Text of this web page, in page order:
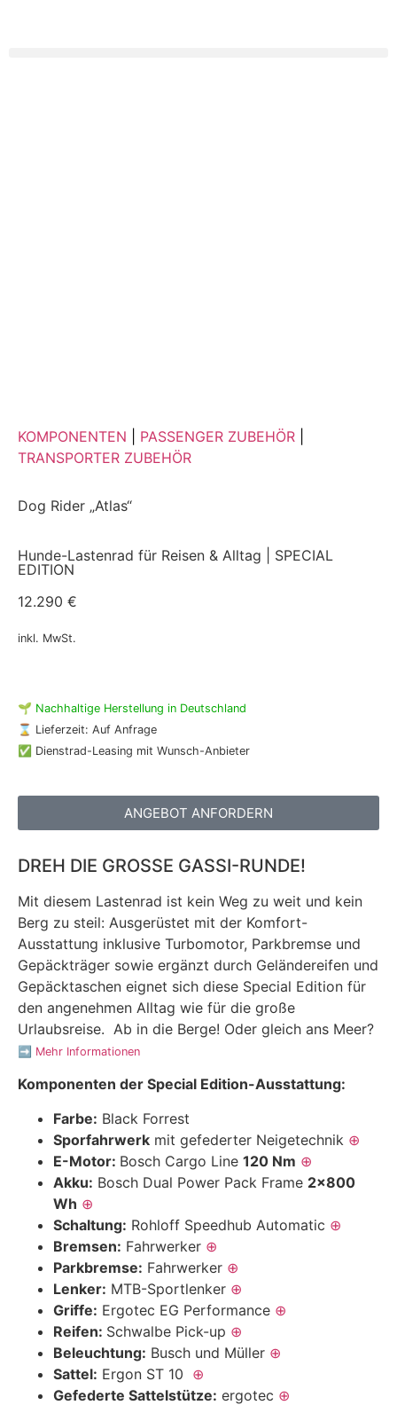
KOMPONENTEN PASSENGER ZUBEHÖR
TRANSPORTER ZUBEHÖR
Dog Rider „Atlas“
Hunde-Lastenrad für Reisen & Alltag | SPECIAL
EDITION
12.290 €
inkl. MwSt.
🌱 Nachhaltige Herstellung in Deutschland
⌛ Lieferzeit: Auf Anfrage
✅ Dienstrad-Leasing mit Wunsch-Anbieter
ANGEBOT ANFORDERN
DREH DIE GROSSE GASSI-RUNDE!
Mit diesem Lastenrad ist kein Weg zu weit und kein
Berg zu steil: Ausgerüstet mit der Komfort-
Ausstattung inklusive Turbomotor, Parkbremse und
Gepäckträger sowie ergänzt durch Geländereifen und
Gepäcktaschen eignet sich diese Special Edition für
den angenehmen Alltag wie für die große
Urlaubsreise. Ab in die Berge! Oder gleich ans Meer?
➡️ Mehr Informationen
Komponenten der Special Edition-Ausstattung:
Farbe: Black Forrest
Sporfahrwerk mit gefederter Neigetechnik ⊕
E-Motor: Bosch Cargo Line 120 Nm ⊕
Akku: Bosch Dual Power Pack Frame 2×800
Wh ⊕
Schaltung: Rohloff Speedhub Automatic ⊕
Bremsen: Fahrwerker ⊕
Parkbremse: Fahrwerker ⊕
Lenker: MTB-Sportlenker ⊕
Griffe: Ergotec EG Performance ⊕
Reifen: Schwalbe Pick-up ⊕
Beleuchtung: Busch und Müller ⊕
Sattel: Ergon ST 10 ⊕
Gefederte Sattelstütze: ergotec ⊕